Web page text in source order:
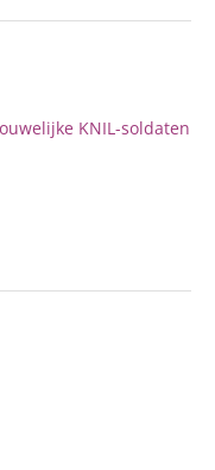
KNIL-soldaten